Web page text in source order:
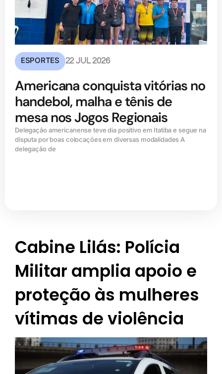
ESPORTES 22 JUL 2026
Americana conquista vitórias no
handebol, malha e tênis de
mesa nos Jogos Regionais
Delegação americanense teve dia positivo em Itatiba e segue na
disputa por boas colocações em diversas modalidades A
delegação de
Cabine Lilás: Polícia
Militar amplia apoio e
proteção às mulheres
vítimas de violência